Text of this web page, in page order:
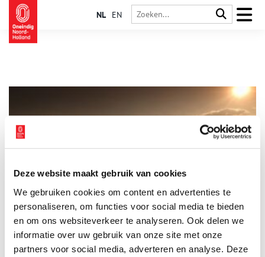
Deze website maakt gebruik van cookies
We gebruiken cookies om content en advertenties te
personaliseren, om functies voor social media te bieden
en om ons websiteverkeer te analyseren. Ook delen we
informatie over uw gebruik van onze site met onze
partners voor social media, adverteren en analyse. Deze
NL EN
Fort aan de Jisperweg werd als één van de laatste forten
gebouwd in de Stelling van Amsterdam. Het fort ligt aan de
zuidelijke ringdijk in de Zuidoostbeemster, vlak bij Purmerend.